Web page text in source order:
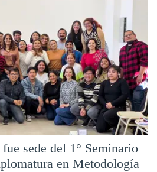
sede del 1° Seminario
en Metodología